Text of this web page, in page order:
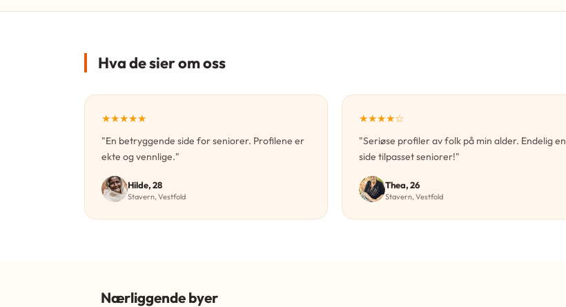
Hva de sier om oss
★★★★★
"En betryggende side for seniorer. Profilene er
ekte og vennlige."
Hilde, 28
Stavern, Vestfold
★★★★☆
"Seriøse profiler av folk på min alder. Endelig en
side tilpasset seniorer!"
Thea, 26
Stavern, Vestfold
Nærliggende byer